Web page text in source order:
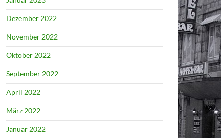
Dezember 2022
November 2022
Oktober 2022
September 2022
April 2022
März 2022
Januar 2022